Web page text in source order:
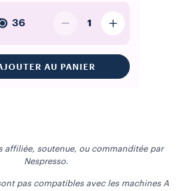
36 1
AU PANIER
affiliée, soutenue, ou commanditée par
Nespresso.
pas compatibles avec les machines A